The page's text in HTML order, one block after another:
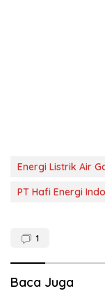
Energi Listrik Air
PT Hafi Energi
1
Baca Juga